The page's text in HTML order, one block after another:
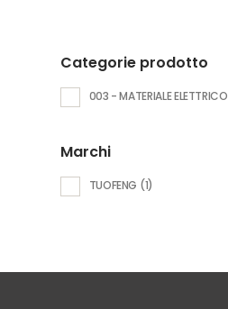
Categorie prodotto
003 - MATERIALE ELETTRICO
Marchi
TUOFENG (1)